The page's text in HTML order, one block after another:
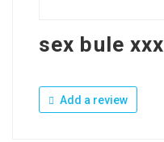
sex bule xxx
Add a review